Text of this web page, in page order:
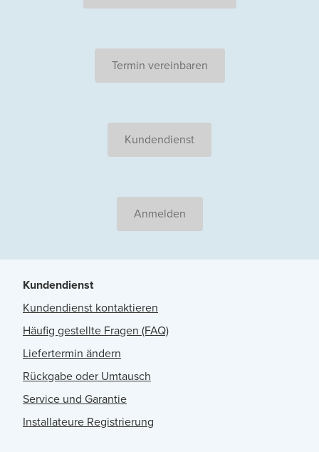
Termin vereinbaren
Kundendienst
Anmelden
Kundendienst
Kundendienst kontaktieren
Häufig gestellte Fragen (FAQ)
Liefertermin ändern
Rückgabe oder Umtausch
Service und Garantie
Installateure Registrierung